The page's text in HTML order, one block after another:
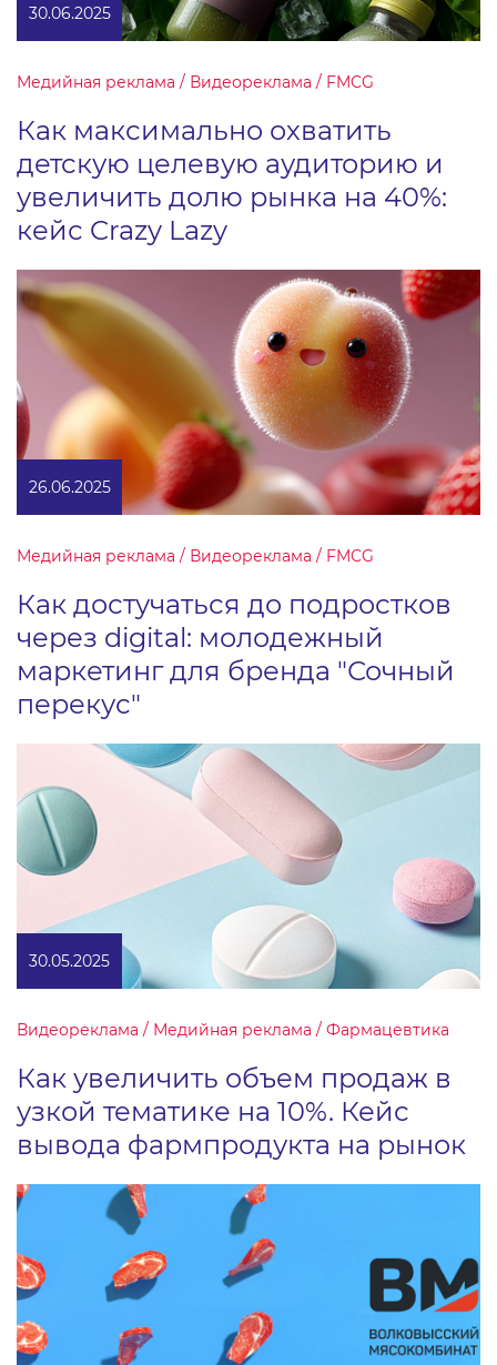
30.06.2025
Медийная реклама / Видеореклама / FMCG
Как максимально охватить
детскую целевую аудиторию и
увеличить долю рынка на 40%:
кейс Crazy Lazy
26.06.2025
Медийная реклама / Видеореклама / FMCG
Как достучаться до подростков
через digital: молодежный
маркетинг для бренда "Сочный
перекус"
30.05.2025
Видеореклама / Медийная реклама / Фармацевтика
Как увеличить объем продаж в
узкой тематике на 10%. Кейс
вывода фармпродукта на рынок